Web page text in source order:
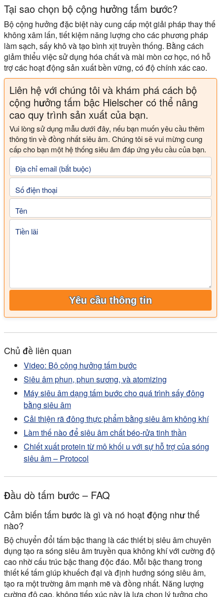
Tại sao chọn bộ cộng hưởng tấm bước?
Bộ cộng hưởng đặc biệt này cung cấp một giải pháp thay thế
không xâm lấn, tiết kiệm năng lượng cho các phương pháp
làm sạch, sấy khô và tạo bình xịt truyền thống. Bằng cách
giảm thiểu việc sử dụng hóa chất và mài mòn cơ học, nó hỗ
trợ các hoạt động sản xuất bền vững, có độ chính xác cao.
Liên hệ với chúng tôi và khám phá cách bộ
cộng hưởng tấm bậc Hielscher có thể nâng
cao quy trình sản xuất của bạn.
Vui lòng sử dụng mẫu dưới đây, nếu bạn muốn yêu cầu thêm
thông tin về đồng nhất siêu âm. Chúng tôi sẽ vui mừng cung
cấp cho bạn một hệ thống siêu âm đáp ứng yêu cầu của bạn.
Địa chỉ email (bắt buộc)
Số điện thoại
Tên
Tiền lãi
Yêu cầu thông tin
Chủ đề liên quan
Video: Bộ cộng hưởng tấm bước
Siêu âm phun, phun sương, và atomizing
Máy siêu âm dạng tấm bước cho quá trình sấy đông
bằng siêu âm
Cải thiện rã đông thực phẩm bằng siêu âm không khí
Làm thế nào để siêu âm chất béo-rửa tinh thần
Chiết xuất protein từ mô khối u với sự hỗ trợ của sóng
siêu âm – Protocol
Đầu dò tấm bước – FAQ
Cảm biến tấm bước là gì và nó hoạt động như thế
nào?
Bộ chuyển đổi tấm bậc thang là các thiết bị siêu âm chuyên
dụng tạo ra sóng siêu âm truyền qua không khí với cường độ
cao nhờ cấu trúc bậc thang độc đáo. Mỗi bậc thang trong
thiết kế tấm giúp khuếch đại và định hướng sóng siêu âm,
tạo ra một trường âm mạnh mẽ và đồng nhất. Năng lượng
cường độ cao, không tiếp xúc này là lựa chọn lý tưởng cho